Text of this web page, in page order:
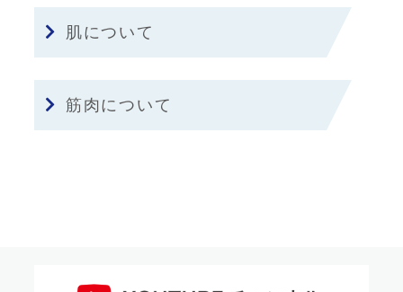
肌について
筋肉について